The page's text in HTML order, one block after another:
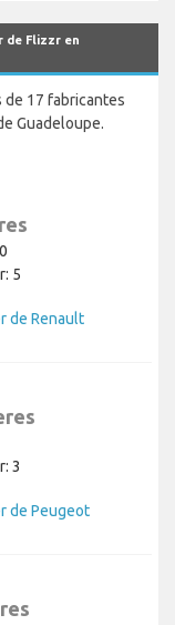
de Flizzr en
17 fabricantes
Guadeloupe.
5
de Renault
3
de Peugeot